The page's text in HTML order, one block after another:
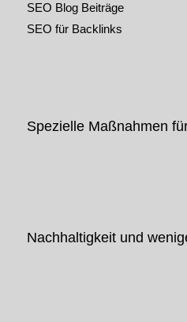
SEO Blog Beiträge
SEO für Backlinks
Spezielle Maßnahmen
Nachhaltigkeit und